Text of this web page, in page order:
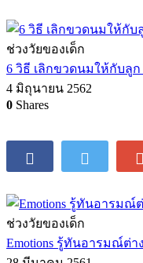
ช่วงวัยของเด็ก
6 วิธี เลิกขวดนมให้กับลูก
4 มิถุนายน 2562
0 Shares
ช่วงวัยของเด็ก
Emotions รู้ทันอารมณ์ต่า